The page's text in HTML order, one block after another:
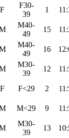
F
F30-
39
1
M40-
49
15
M40-
49
16
M30-
39
12
F F<29 2
M<29 9
M30-
39
13